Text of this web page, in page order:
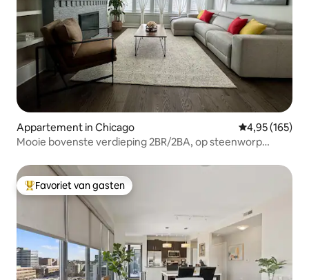
Appartement in Chicago Gemiddelde
4,95 (165)
Mooie bovenste verdieping 2BR/2BA, op steenworp
Topfavoriet van gasten
Favoriet van gasten